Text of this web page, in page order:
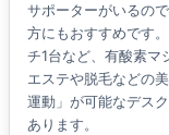
サポーターがいるの
方にもおすすめです
チ1台など、有酸素マ
エステや脱毛などの
運動」が可能なデス
あります。